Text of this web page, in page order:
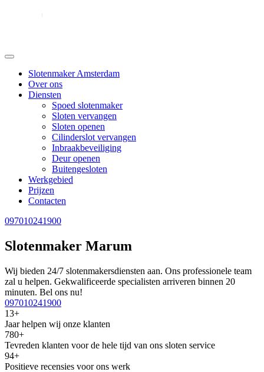
Slotenmaker Amsterdam
Over ons
Diensten
Spoed slotenmaker
Sloten vervangen
Sloten openen
Cilinderslot vervangen
Inbraakbeveiliging
Deur openen
Buitengesloten
Werkgebied
Prijzen
Contacten
097010241900
Slotenmaker Marum
Wij bieden 24/7 slotenmakersdiensten aan. Ons professionele team
zal u helpen. Gekwalificeerde specialisten arriveren binnen 20
minuten. Bel ons nu!
097010241900
13+
Jaar helpen wij onze klanten
780+
Tevreden klanten voor de hele tijd van ons sloten service
94+
Positieve recensies voor ons werk